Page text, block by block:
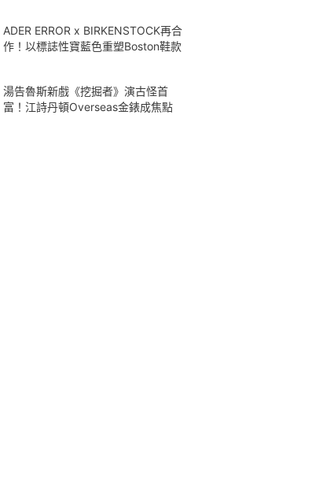
ADER ERROR x BIRKENSTOCK再合
作！以標誌性寶藍色重塑Boston鞋款
湯告魯斯新戲《挖掘者》演古怪首
富！江詩丹頓Overseas金錶成焦點